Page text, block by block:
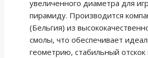
увеличенного диаметра для
пирамиду. Производится
(Бельгия) из
смолы, что обеспечивает
геометрию, стабильный